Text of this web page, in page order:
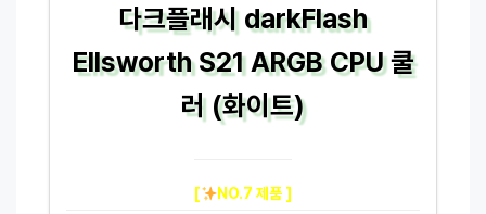
다크플래시 darkFlash
Ellsworth S21 ARGB CPU 쿨
러 (화이트)
[ NO.7 제품 ]